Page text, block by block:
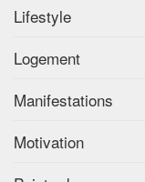
Lifestyle
Logement
Manifestations
Motivation